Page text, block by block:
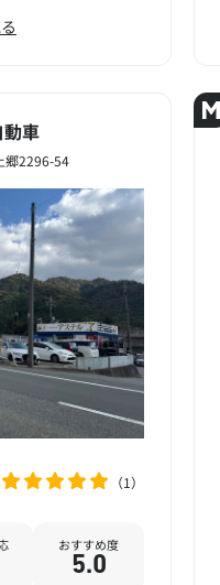
車
郷2296-54
1
おすすめ度
5.0